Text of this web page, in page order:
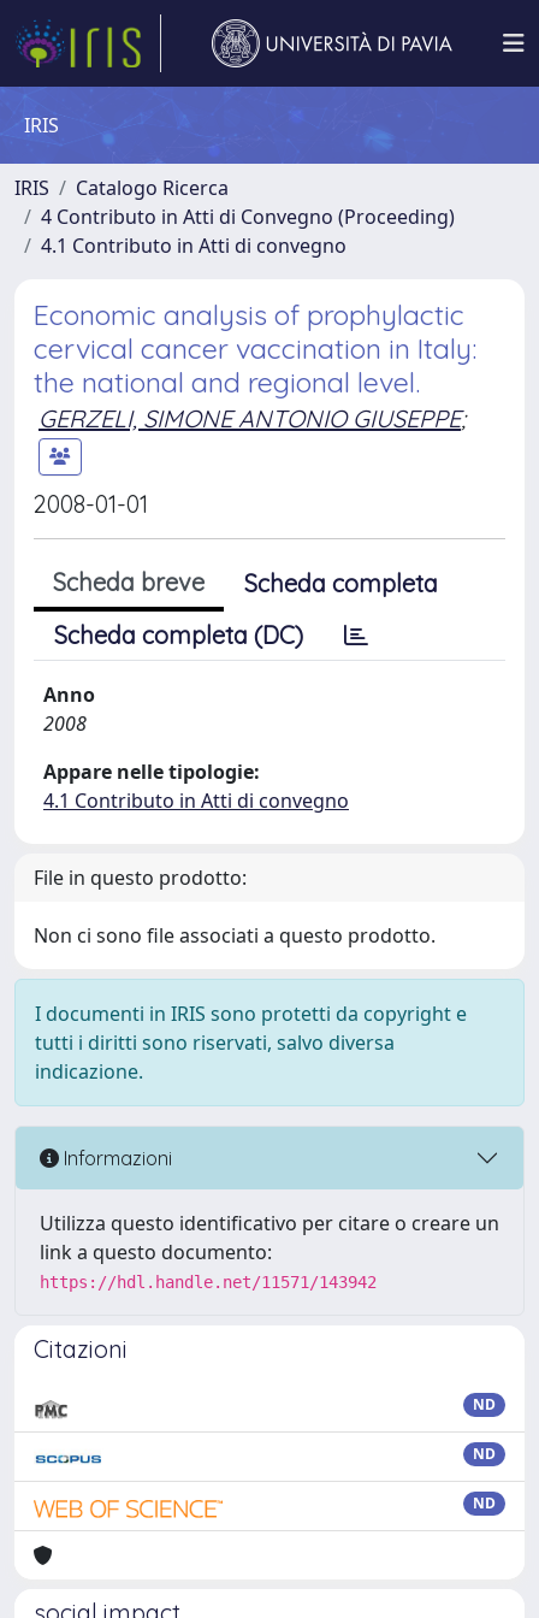
IRIS
IRIS
Catalogo Ricerca
4 Contributo in Atti di Convegno (Proceeding)
4.1 Contributo in Atti di convegno
Economic analysis of prophylactic
cervical cancer vaccination in Italy:
the national and regional level.
GERZELI, SIMONE ANTONIO GIUSEPPE;
2008-01-01
Scheda breve
Scheda completa
Scheda completa (DC)
Anno
2008
Appare nelle tipologie:
4.1 Contributo in Atti di convegno
File in questo prodotto:
Non ci sono file associati a questo prodotto.
I documenti in IRIS sono protetti da copyright e
tutti i diritti sono riservati, salvo diversa
indicazione.
Informazioni
Utilizza questo identificativo per citare o creare un
link a questo documento:
https://hdl.handle.net/11571/143942
Citazioni
ND
ND
ND